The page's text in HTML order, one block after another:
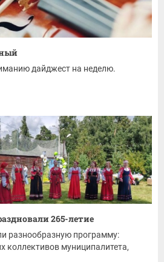
дайджест на неделю.
265-летие
разнообразную программу:
коллективов муниципалитета,